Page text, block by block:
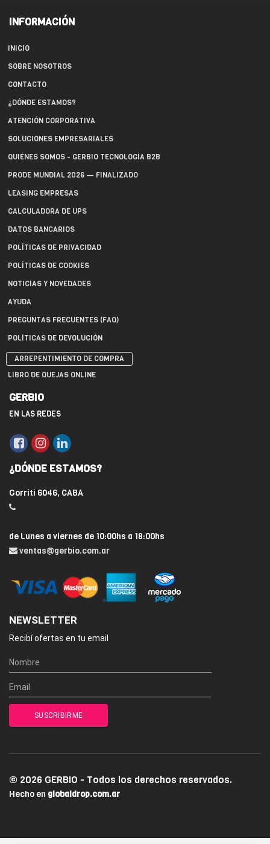
INFORMACIÓN
INICIO
SOBRE NOSOTROS
CONTACTO
¿DÓNDE ESTAMOS?
ATENCIÓN CORPORATIVA
SOLUCIONES EMPRESARIALES
QUIÉNES SOMOS - GERBIO TECNOLOGÍA B2B
PRODE MUNDIAL 2026 — FINALIZADO
LEASING EMPRESAS
CALCULADORA DE UPS
DATOS BANCARIOS
POLÍTICAS DE PRIVACIDAD
POLÍTICAS DE COOKIES
NOTICIAS Y NOVEDADES
AYUDA
PREGUNTAS FRECUENTES (FAQ)
POLÍTICAS DE DEVOLUCIÓN
ARREPENTIMIENTO DE COMPRA
LIBRO DE QUEJAS ONLINE
GERBIO
EN LAS REDES
¿DÓNDE ESTAMOS?
Gorriti 6046, CABA
de Lunes a viernes de 10:00hs a 18:00hs
ventas@gerbio.com.ar
NEWSLETTER
Recibí ofertas en tu email
© 2026 GERBIO - Todos los derechos reservados.
Hecho en globaldrop.com.ar